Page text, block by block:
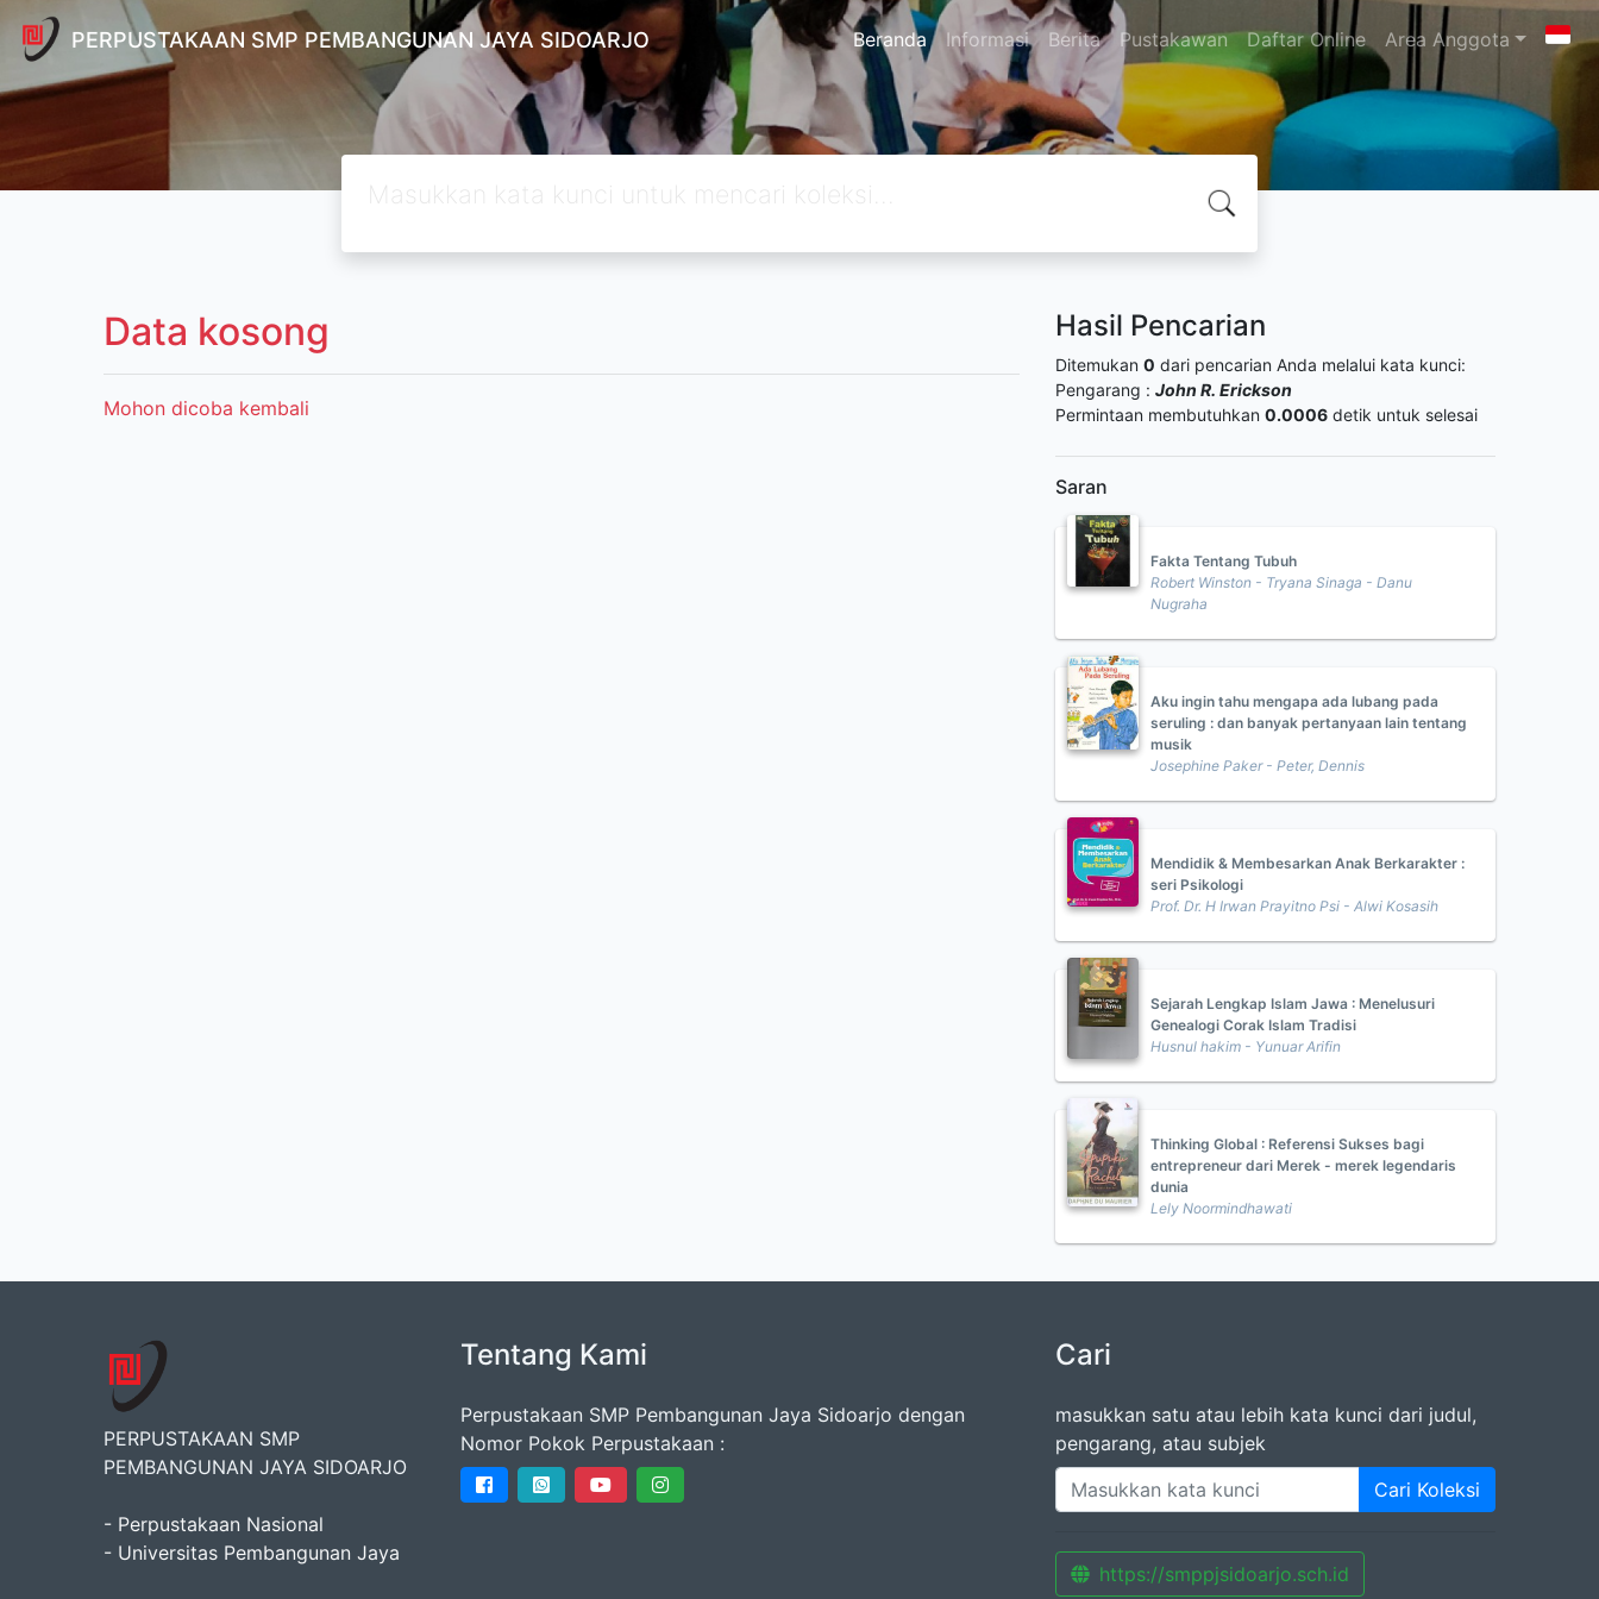
PERPUSTAKAAN SMP PEMBANGUNAN JAYA SIDOARJO Beranda Informasi Berita Pustakawan Daftar Online Area Anggota
Data kosong
Mohon dicoba kembali
Hasil Pencarian
Ditemukan 0 dari pencarian Anda melalui kata kunci:
Pengarang : John R. Erickson
Permintaan membutuhkan 0.0006 detik untuk selesai
Saran
Fakta Tentang Tubuh
Robert Winston - Tryana Sinaga - Danu
Nugraha
Aku ingin tahu mengapa ada lubang pada
seruling : dan banyak pertanyaan lain tentang
musik
Josephine Paker - Peter, Dennis
Mendidik & Membesarkan Anak Berkarakter :
seri Psikologi
Prof. Dr. H Irwan Prayitno Psi - Alwi Kosasih
Sejarah Lengkap Islam Jawa : Menelusuri
Genealogi Corak Islam Tradisi
Husnul hakim - Yunuar Arifin
Thinking Global : Referensi Sukses bagi
entrepreneur dari Merek - merek legendaris
dunia
Lely Noormindhawati
PERPUSTAKAAN SMP
PEMBANGUNAN JAYA SIDOARJO
- Perpustakaan Nasional
- Universitas Pembangunan Jaya
Tentang Kami
Perpustakaan SMP Pembangunan Jaya Sidoarjo dengan
Nomor Pokok Perpustakaan :
Cari
masukkan satu atau lebih kata kunci dari judul,
pengarang, atau subjek
Cari Koleksi
https://smppjsidoarjo.sch.id